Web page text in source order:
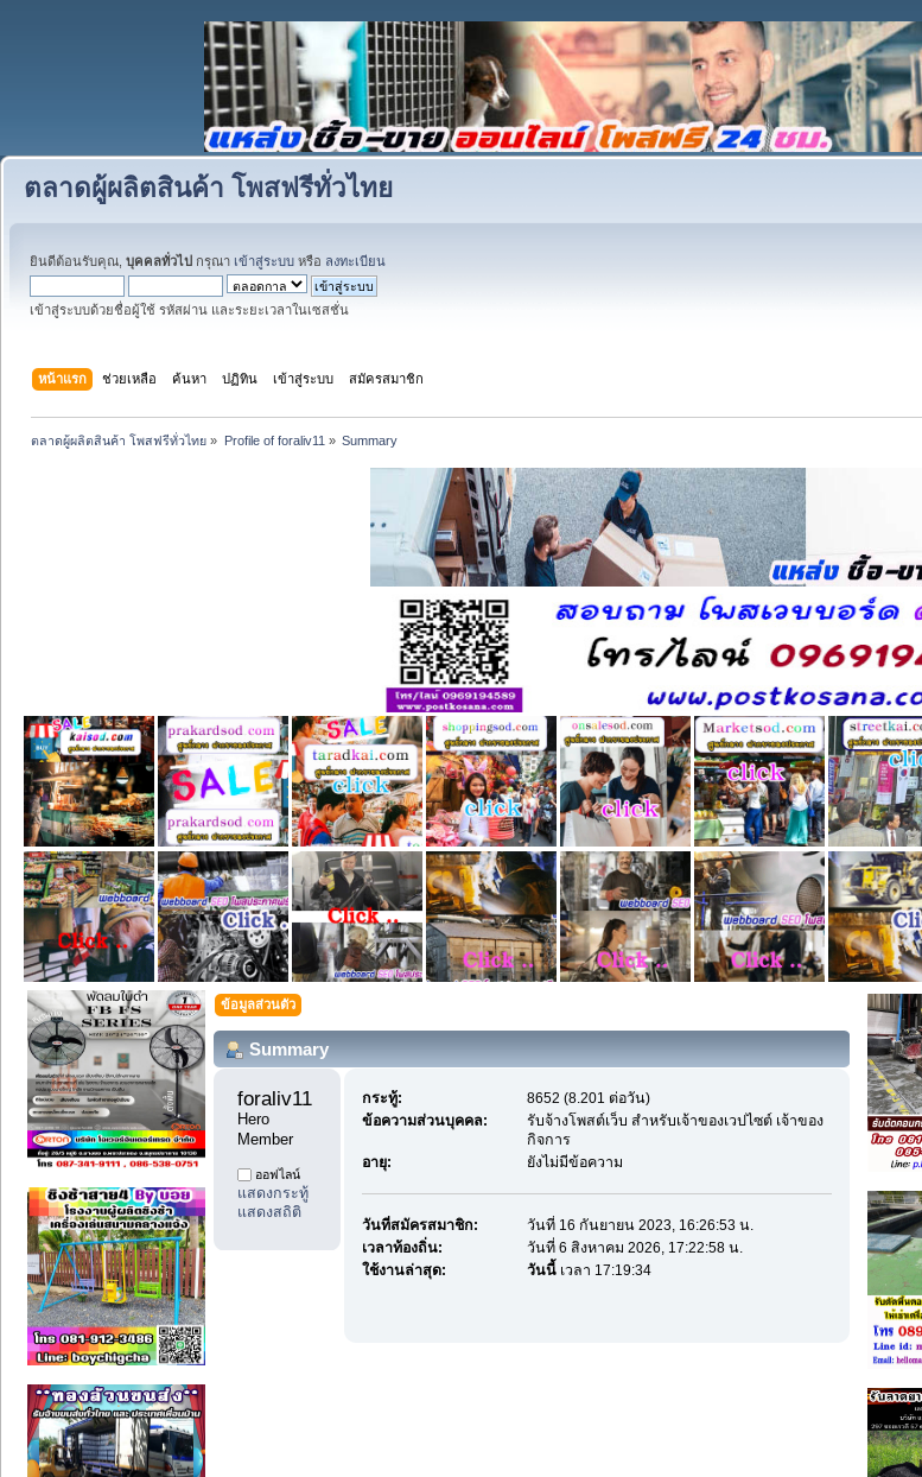
ตลาดผู้ผลิตสินค้า โพสฟรีทั่วไทย
ยินดีต้อนรับคุณ, บุคคลทั่วไป กรุณา เข้าสู่ระบบ หรือ ลงทะเบียน
เข้าสู่ระบบด้วยชื่อผู้ใช้ รหัสผ่าน และระยะเวลาในเซสชั่น
หน้าแรก ช่วยเหลือ ค้นหา ปฏิทิน เข้าสู่ระบบ สมัครสมาชิก
ตลาดผู้ผลิตสินค้า โพสฟรีทั่วไทย » Profile of foraliv11 » Summary
ข้อมูลส่วนตัว
Summary
foraliv11
Hero
Member
ออฟไลน์
แสดงกระทู้
แสดงสถิติ
กระทู้:
8652 (8.201 ต่อวัน)
ข้อความส่วนบุคคล:
รับจ้างโพสต์เว็บ สำหรับเจ้าของเวปไซต์ เจ้าของ
กิจการ
อายุ:
ยังไม่มีข้อความ
วันที่สมัครสมาชิก:
วันที่ 16 กันยายน 2023, 16:26:53 น.
เวลาท้องถิ่น:
วันที่ 6 สิงหาคม 2026, 17:22:58 น.
ใช้งานล่าสุด:
วันนี้เวลา 17:19:34